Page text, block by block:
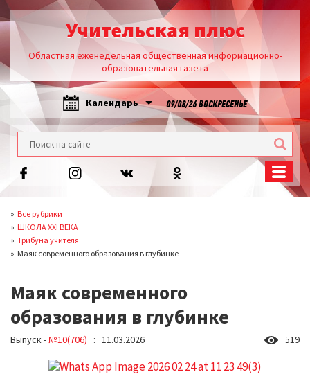
Учительская плюс
Областная еженедельная общественная информационно-
образовательная газета
Календарь 09/08/26 ВОСКРЕСЕНЬЕ
Все рубрики
ШКОЛА XXI ВЕКА
Трибуна учителя
Маяк современного образования в глубинке
Маяк современного
образования в глубинке
Выпуск -№10(706) : 11.03.2026 519